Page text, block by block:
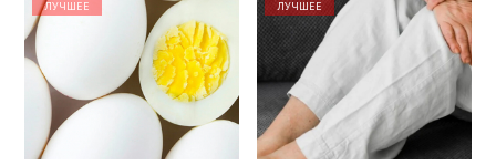
ЛУЧШЕЕ ЛУЧШЕЕ